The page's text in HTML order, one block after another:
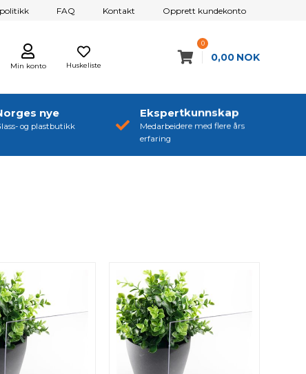
FAQ Kontakt Opprett kundekonto
Huskeliste
Min konto
0
0,00 NOK
nye
og plastbutikk
Ekspertkunnskap
Medarbeidere med flere års
erfaring